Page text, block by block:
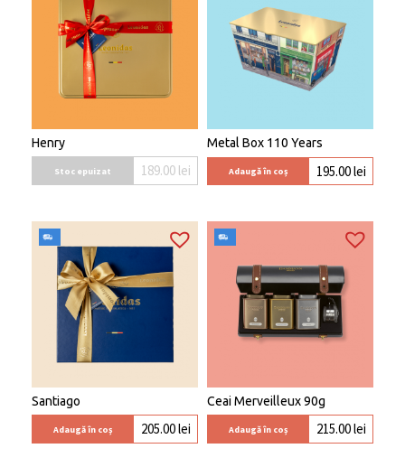
Henry
Stoc epuizat 189.00 lei
Metal Box 110 Years
Adaugă în coș 195.00lei
Santiago
Adaugă în coș 205.00lei
Ceai Merveilleux 90g
Adaugă în coș 215.00lei